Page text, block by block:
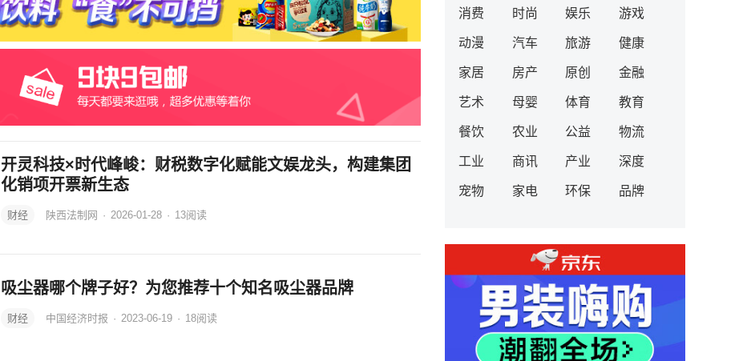
开灵科技×时代峰峻：财税数字化赋能文娱龙头，构建集团
化销项开票新生态
财经 陕西法制网 · 2026-01-28 · 13阅读
吸尘器哪个牌子好？为您推荐十个知名吸尘器品牌
财经 中国经济时报 · 2023-06-19 · 18阅读
消费 时尚 娱乐 游戏
动漫 汽车 旅游 健康
家居 房产 原创 金融
艺术 母婴 体育 教育
餐饮 农业 公益 物流
工业 商讯 产业 深度
宠物 家电 环保 品牌